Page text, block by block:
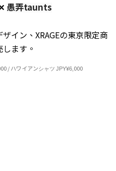
愚弄taunts
イン、XRAGEの東京限定商
ます。
/ ハワイアンシャツ JPY¥6, 000